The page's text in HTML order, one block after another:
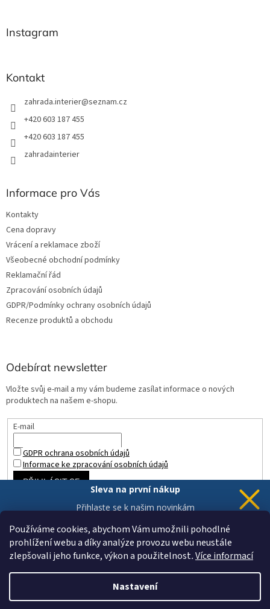
Používáme cookies, abychom Vám umožnili pohodlné
prohlížení webu a díky analýze provozu webu neustále
zlepšovali jeho funkce, výkon a použitelnost.Více informací
Nastavení
Instagram
Kontakt
zahrada.interier@seznam.cz
+420 603 187 455
+420 603 187 455
zahradainterier
Informace pro Vás
Kontakty
Cena dopravy
Vrácení a reklamace zboží
Všeobecné obchodní podmínky
Reklamační řád
Zpracování osobních údajů
GDPR/Podmínky ochrany osobních údajů
Recenze produktů a obchodu
Odebírat newsletter
Vložte svůj e-mail a my vám budeme zasílat informace o nových
produktech na našem e-shopu.
E-mail
GDPR ochrana osobních údajů
Informace ke zpracování osobních údajů
PŘIHLÁSIT SE
Vytvořil Shoptet
Sleva na první nákup
Přihlaste se k našim novinkám
Chci novinky a slevu
Vaše data jsou u nás v bezpečí.